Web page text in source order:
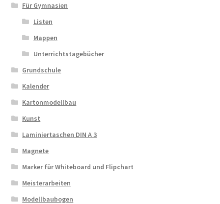
Für Gymnasien
Listen
Mappen
Unterrichtstagebücher
Grundschule
Kalender
Kartonmodellbau
Kunst
Laminiertaschen DIN A 3
Magnete
Marker für Whiteboard und Flipchart
Meisterarbeiten
Modellbaubogen